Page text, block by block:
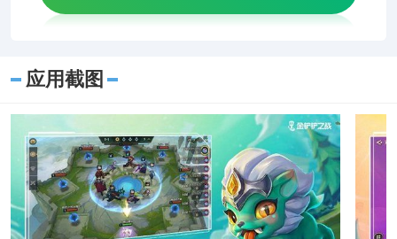
应用截图